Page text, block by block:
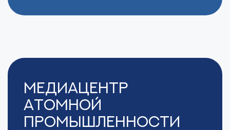
Медиацентр
Атомной
Промышленности